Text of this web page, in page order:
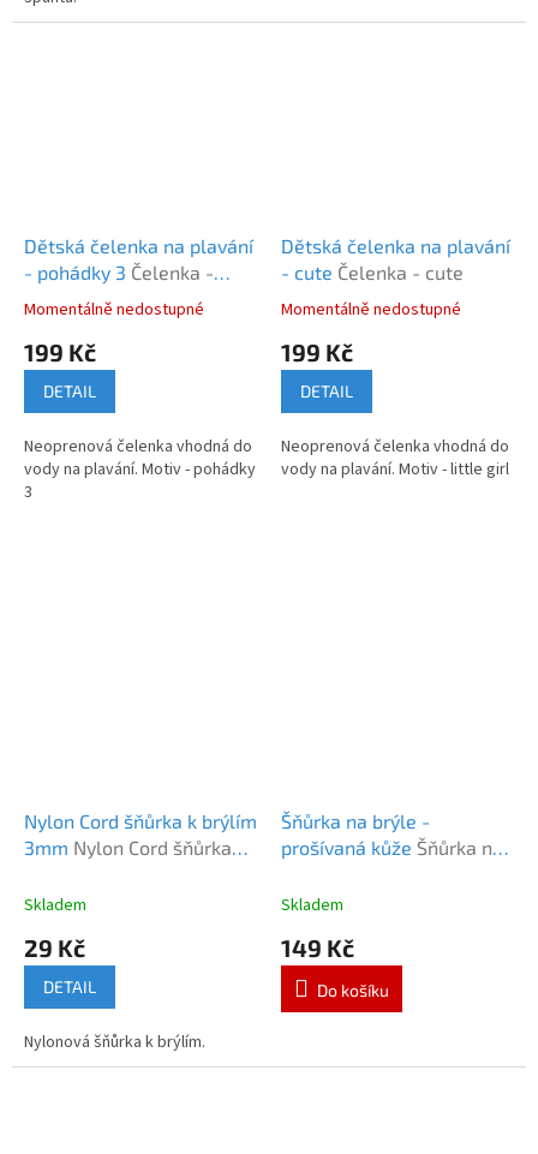
Dětská čelenka na plavání
- pohádky 3 Čelenka -
pohádky 3
Průměrné
produktu
5,0
5
hvězdiček.
Momentálně nedostupné
199 Kč
DETAIL
Neoprenová čelenka vhodná do
vody na plavání. Motiv - pohádky
3
Dětská čelenka na plavání
- cute Čelenka - cute
Průměrné
produktu
5,0
5
hvězdiček.
Momentálně nedostupné
199 Kč
DETAIL
Neoprenová čelenka vhodná do
vody na plavání. Motiv - little girl
Nylon Cord šňůrka k brýlím
3mm Nylon Cord šňůrka
Skladem
29 Kč
DETAIL
Nylonová šňůrka k brýlím.
Šňůrka na brýle -
prošívaná kůže Šňůrka na
Skladem
149 Kč
Do košíku